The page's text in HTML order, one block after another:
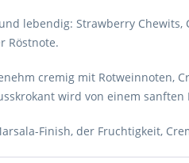
lebendig: Strawberry
Röstnote.
cremig mit Rotweinnoten,
wird von einem
Finish, der Fruchtigkeit,